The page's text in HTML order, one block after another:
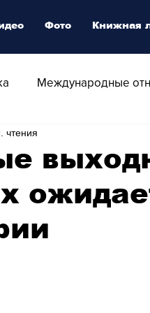
Международные
искусства Swiss
чтения
Фото Книжная